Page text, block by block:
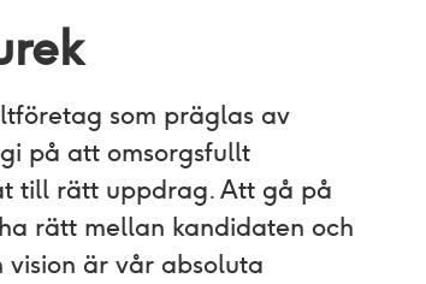
som präglas av
på att omsorgsfullt
till rätt uppdrag. Att gå på
rätt mellan kandidaten och
är vår absoluta